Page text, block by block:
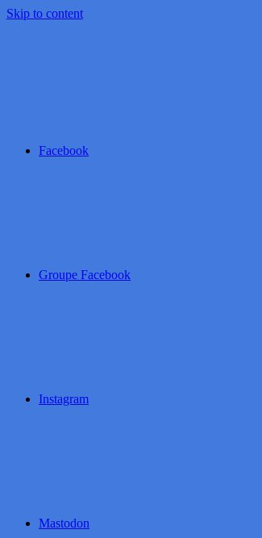
Skip to content
Facebook
Groupe Facebook
Instagram
Mastodon